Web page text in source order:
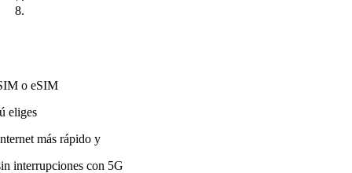
o eSIM
eliges
más rápido y
interrupciones con 5G